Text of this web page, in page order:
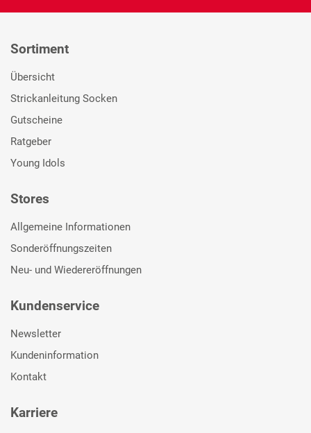
Sortiment
Übersicht
Strickanleitung Socken
Gutscheine
Ratgeber
Young Idols
Stores
Allgemeine Informationen
Sonderöffnungszeiten
Neu- und Wiedereröffnungen
Kundenservice
Newsletter
Kundeninformation
Kontakt
Karriere